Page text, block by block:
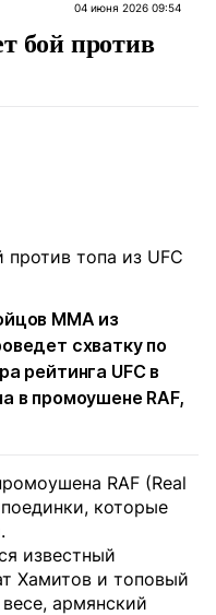
04 июня 2026 09:54
бой против
MMA из
схватку по
рейтинга UFC в
в промоушене RAF,
RAF (Real
которые
известный
Хамитов и топовый
армянский